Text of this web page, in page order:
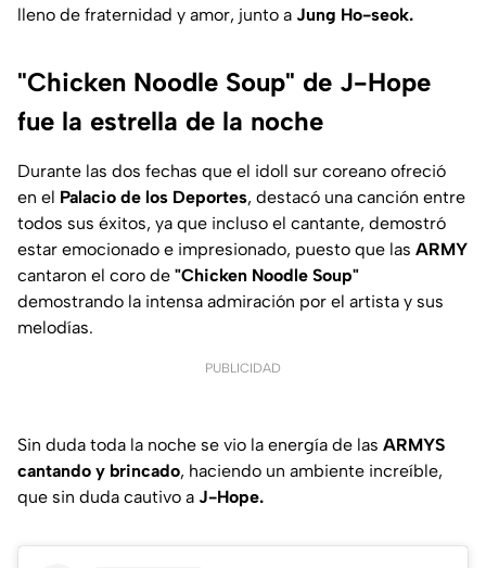
lleno de fraternidad y amor, junto a Jung Ho-seok.
"Chicken Noodle Soup" de J-Hope
fue la estrella de la noche
Durante las dos fechas que el idoll sur coreano ofreció
en el Palacio de los Deportes, destacó una canción entre
todos sus éxitos, ya que incluso el cantante, demostró
estar emocionado e impresionado, puesto que las ARMY
cantaron el coro de "Chicken Noodle Soup"
demostrando la intensa admiración por el artista y sus
melodías.
PUBLICIDAD
Sin duda toda la noche se vio la energía de las ARMYS
cantando y brincado, haciendo un ambiente increíble,
que sin duda cautivo a J-Hope.